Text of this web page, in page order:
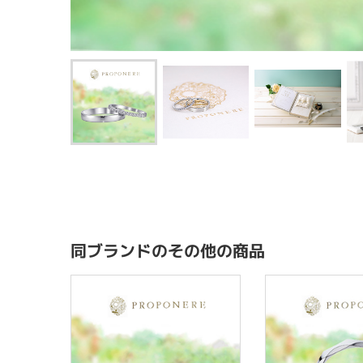
同ブランドのその他の商品